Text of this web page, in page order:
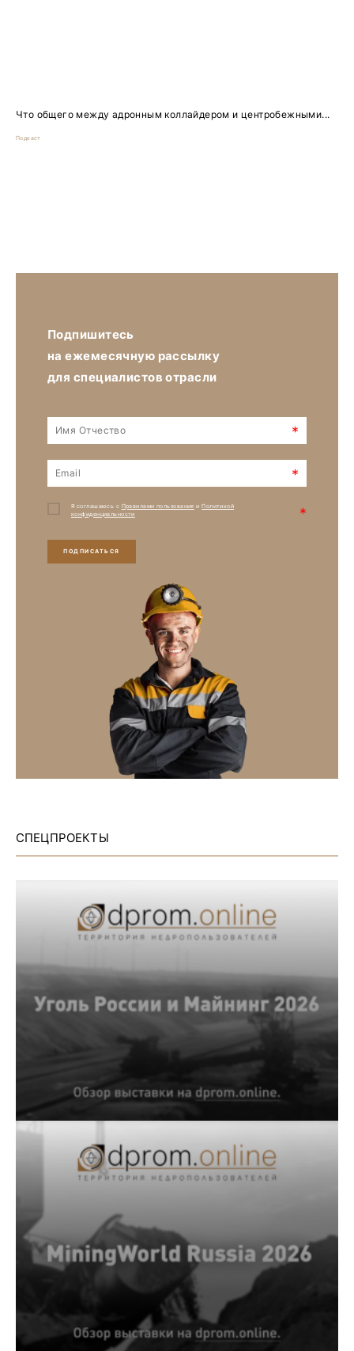
Что общего между адронным коллайдером и центробежными...
Подкаст
Подпишитесь
на ежемесячную рассылку
для специалистов отрасли
*
*
Я соглашаюсь с Правилами пользования иПолитикой
конфиденциальности
*
ПОДПИСАТЬСЯ
СПЕЦПРОЕКТЫ